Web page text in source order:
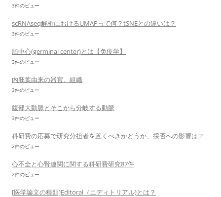
3件のビュー
scRNAseq解析におけるUMAPって何？tSNEとの違いは？
3件のビュー
胚中心(germinal center)とは【免疫学】
3件のビュー
内胚葉由来の器官、組織
3件のビュー
腹部大動脈とそこから分岐する動脈
3件のビュー
科研費の応募で研究分担者を置くべきかどうか、採否への影響は？
2件のビュー
心不全と心腎連関に関する科研費研究87件
2件のビュー
[医学論文の種類]Editoral（エディトリアル)とは？